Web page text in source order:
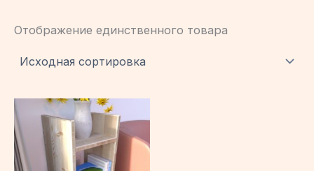
Отображение единственного товара